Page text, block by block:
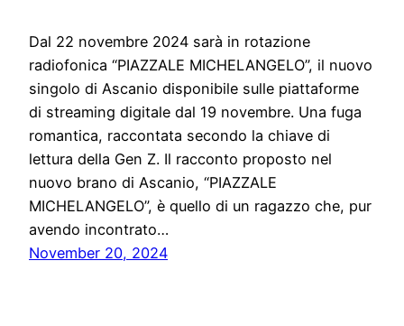
Dal 22 novembre 2024 sarà in rotazione
radiofonica “PIAZZALE MICHELANGELO”, il nuovo
singolo di Ascanio disponibile sulle piattaforme
di streaming digitale dal 19 novembre. Una fuga
romantica, raccontata secondo la chiave di
lettura della Gen Z. Il racconto proposto nel
nuovo brano di Ascanio, “PIAZZALE
MICHELANGELO”, è quello di un ragazzo che, pur
avendo incontrato…
November 20, 2024